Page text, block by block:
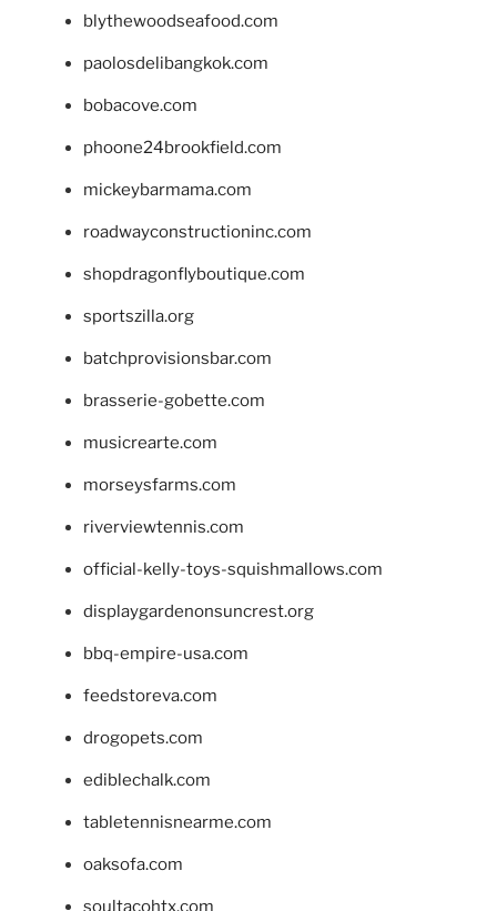
blythewoodseafood.com
paolosdelibangkok.com
bobacove.com
phoone24brookfield.com
mickeybarmama.com
roadwayconstructioninc.com
shopdragonflyboutique.com
sportszilla.org
batchprovisionsbar.com
brasserie-gobette.com
musicrearte.com
morseysfarms.com
riverviewtennis.com
official-kelly-toys-squishmallows.com
displaygardenonsuncrest.org
bbq-empire-usa.com
feedstoreva.com
drogopets.com
ediblechalk.com
tabletennisnearme.com
oaksofa.com
soultacohtx.com